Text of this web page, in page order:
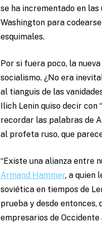
se ha incrementado en
Washington para
esquimales.
Por si fuera poco, la
socialismo. ¿No era
al tianguis de las
Ilich Lenin quiso decir con
recordar las palabras de
al profeta ruso, que
“Existe una alianza entre
Armand Hammer, a quien
soviética en tiempos de
prueba y desde entonces,
empresarios de